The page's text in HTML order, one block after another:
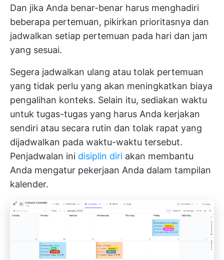
Dan jika Anda benar-benar harus menghadiri
beberapa pertemuan, pikirkan prioritasnya dan
jadwalkan setiap pertemuan pada hari dan jam
yang sesuai.
Segera jadwalkan ulang atau tolak pertemuan
yang tidak perlu yang akan meningkatkan biaya
pengalihan konteks. Selain itu, sediakan waktu
untuk tugas-tugas yang harus Anda kerjakan
sendiri atau secara rutin dan tolak rapat yang
dijadwalkan pada waktu-waktu tersebut.
Penjadwalan ini disiplin diri akan membantu
Anda mengatur pekerjaan Anda dalam tampilan
kalender.